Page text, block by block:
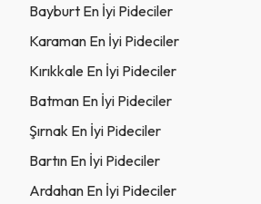
Bayburt En İyi Pideciler
Karaman En İyi Pideciler
Kırıkkale En İyi Pideciler
Batman En İyi Pideciler
Şırnak En İyi Pideciler
Bartın En İyi Pideciler
Ardahan En İyi Pideciler